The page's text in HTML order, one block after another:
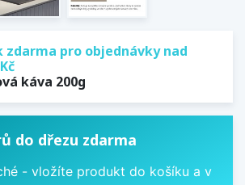
zdarma pro objednávky nad
káva 200g
do dřezu zdarma
- vložíte produkt do košíku a v